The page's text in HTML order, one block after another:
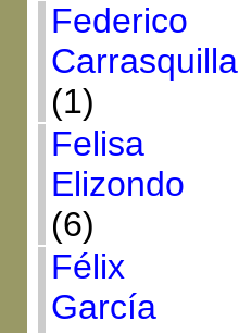
Federico
Carrasquilla
(1)
Felisa
Elizondo
(6)
Félix
García